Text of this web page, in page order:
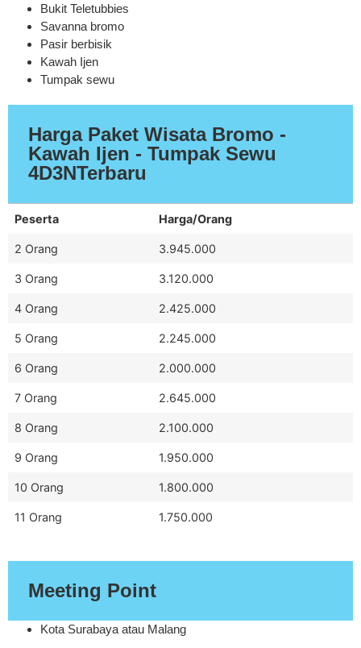
Bukit Teletubbies
Savanna bromo
Pasir berbisik
Kawah Ijen
Tumpak sewu
Harga Paket Wisata Bromo -
Kawah Ijen - Tumpak Sewu
4D3NTerbaru
Peserta Harga/Orang
2 Orang 3.945.000
3 Orang 3.120.000
4 Orang 2.425.000
5 Orang 2.245.000
6 Orang 2.000.000
7 Orang 2.645.000
8 Orang 2.100.000
9 Orang 1.950.000
10 Orang 1.800.000
11 Orang 1.750.000
Meeting Point
Kota Surabaya atau Malang